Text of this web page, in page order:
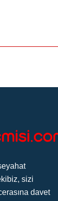
sizi
davet